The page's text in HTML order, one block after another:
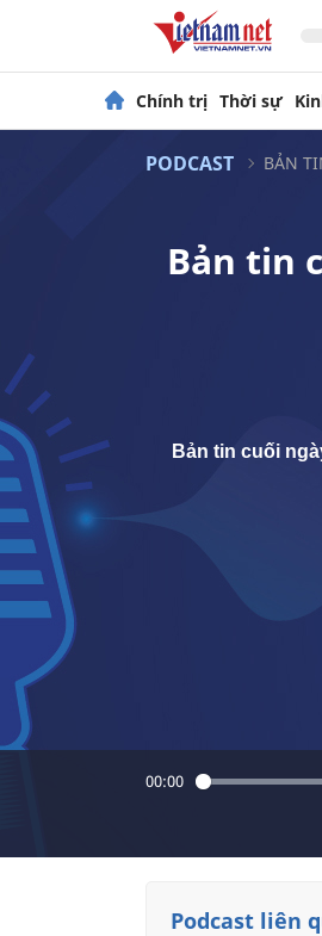
Chính trị Thời sự
PODCAST BẢN
00:00
Bản tin
Bản tin cuối
Podcast liên